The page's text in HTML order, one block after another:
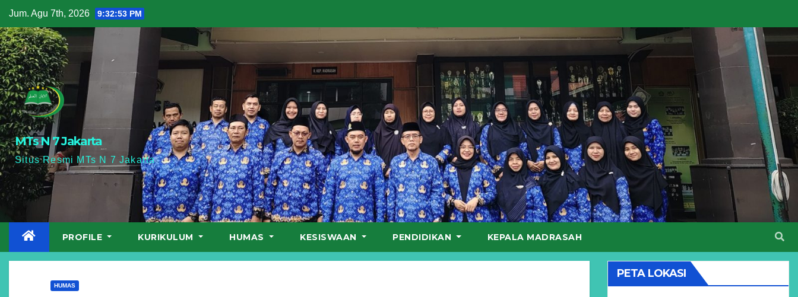
Skip
to
content
Jum. Agu 7th, 2026 9:32:54 PM
MTs N 7 Jakarta
Situs Resmi MTs N 7 Jakarta
PROFILE KURIKULUM HUMAS KESISWAAN PENDIDIKAN KEPALA MADRASAH
HUMAS
PETA LOKASI